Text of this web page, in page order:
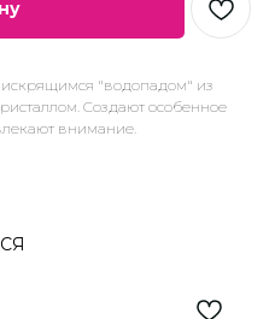
"водопадом" из
Создают особенное
внимание.